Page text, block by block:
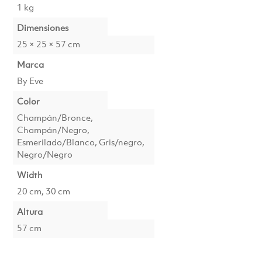
1 kg
Dimensiones
25 × 25 × 57 cm
Marca
By Eve
Color
Champán/Bronce,
Champán/Negro,
Esmerilado/Blanco, Gris/negro,
Negro/Negro
Width
20 cm, 30 cm
Altura
57 cm